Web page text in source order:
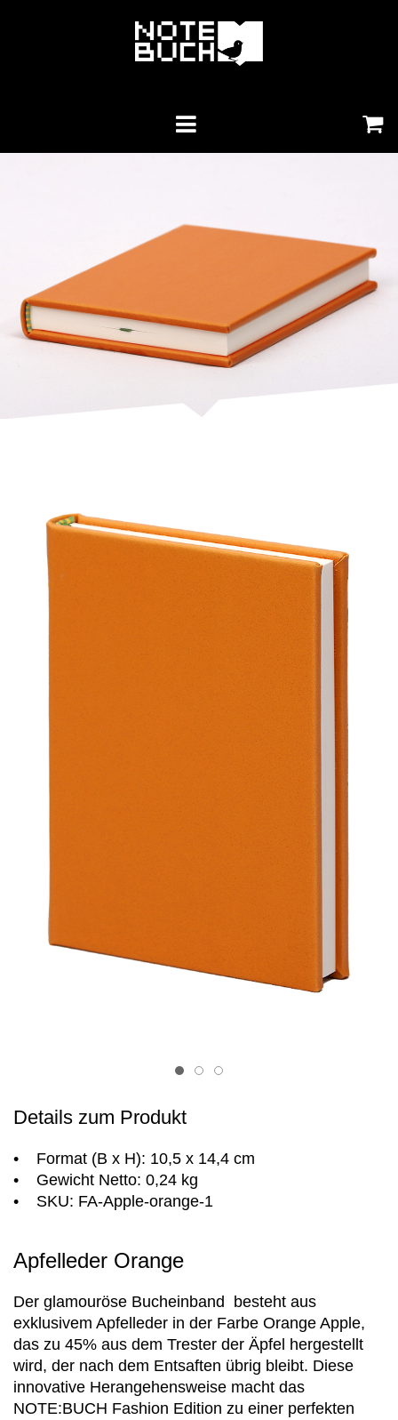
Item 1
Item 2Item 3
Details zum Produkt
• Format (B x H): 10,5 x 14,4 cm
• Gewicht Netto: 0,24 kg
• SKU: FA-Apple-orange-1
Apfelleder Orange
Der glamouröse Bucheinband besteht aus
exklusivem Apfelleder in der Farbe Orange Apple,
das zu 45% aus dem Trester der Äpfel hergestellt
wird, der nach dem Entsaften übrig bleibt. Diese
innovative Herangehensweise macht das
NOTE:BUCH Fashion Edition zu einer perfekten